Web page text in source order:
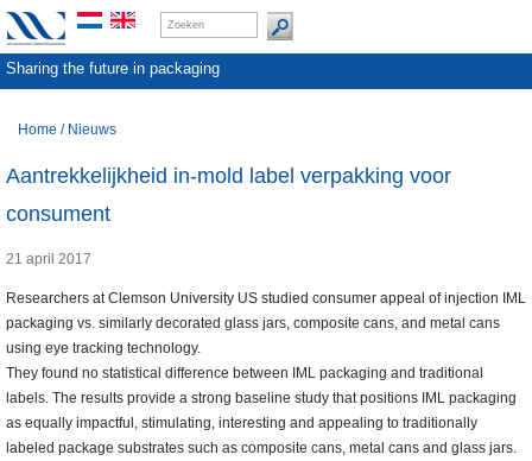
Sharing the future in packaging
Home / Nieuws
Aantrekkelijkheid in-mold label verpakking voor
consument
21 april 2017
Researchers at Clemson University US studied consumer appeal of injection IML
packaging vs. similarly decorated glass jars, composite cans, and metal cans
using eye tracking technology.
They found no statistical difference between IML packaging and traditional
labels. The results provide a strong baseline study that positions IML packaging
as equally impactful, stimulating, interesting and appealing to traditionally
labeled package substrates such as composite cans, metal cans and glass jars.